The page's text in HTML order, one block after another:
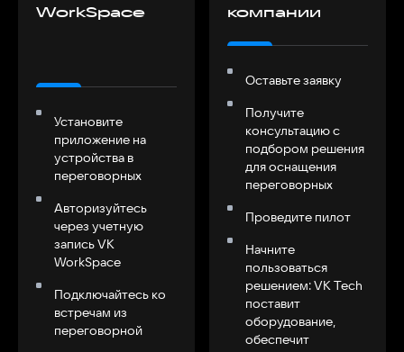
WorkSpace
Установите
приложение на
устройства в
переговорных
Авторизуйтесь
через учетную
запись VK
WorkSpace
Подключайтесь ко
встречам из
переговорной
компании
Оставьте заявку
Получите
консультацию с
подбором решения
для оснащения
переговорных
Проведите пилот
Начните
пользоваться
решением: VK Tech
поставит
оборудование,
обеспечит